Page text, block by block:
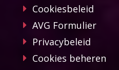
Cookiesbeleid
AVG Formulier
Privacybeleid
Cookies beheren